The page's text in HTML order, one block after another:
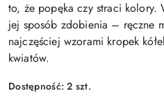
to, że popęka czy straci kolory.
jej sposób zdobienia – ręczne
najczęściej wzorami kropek
kwiatów.
Dostępność:2 szt.